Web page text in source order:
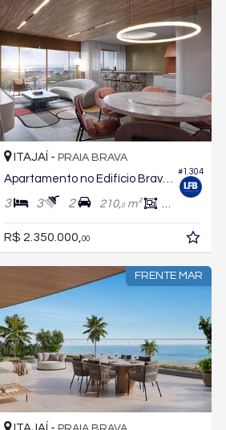
#1.304
ITAJAÍ - PRAIA BRAVA
Apartamento no Edifício Brava Ocean
3 3 2 210,0m² 121,
R$ 2.350.000, 00
FRENTE MAR